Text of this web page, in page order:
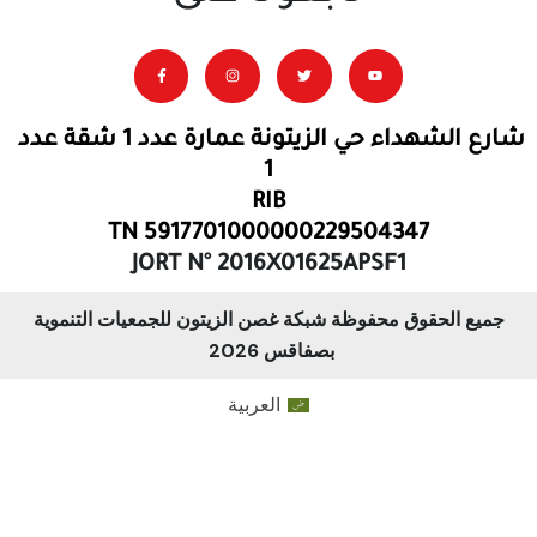
شارع الشهداء حي الزيتونة عمارة عدد 1 شقة عدد
1
RIB
TN 5917701000000229504347
JORT N° 2016X01625APSF1
جميع الحقوق محفوظة شبكة غصن الزيتون للجمعيات التنموية
بصفاقس 2026
العربية